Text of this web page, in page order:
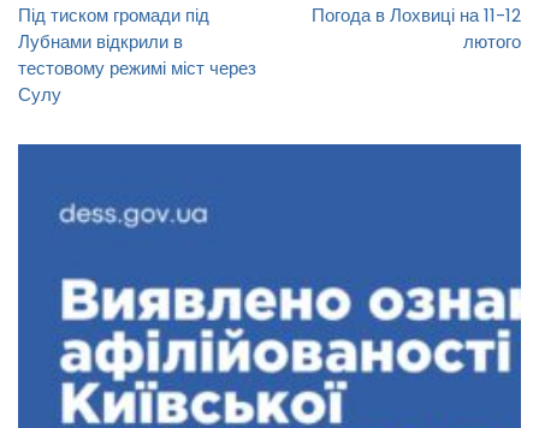
Під тиском громади під
Лубнами відкрили в
тестовому режимі міст через
Сулу
Погода в Лохвиці на 11-12
лютого